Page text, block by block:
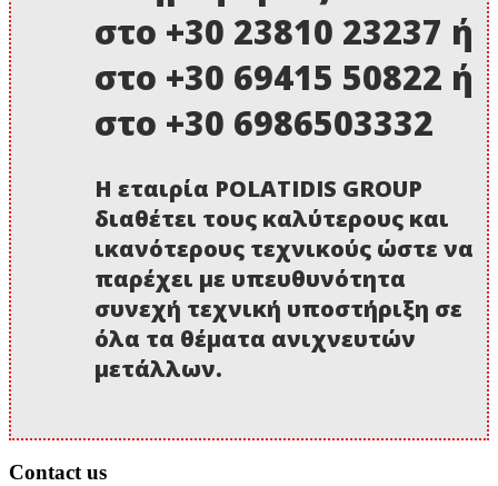
στο +30 23810 23237 ή
στο +30 69415 50822 ή
στο +30 6986503332
Η εταιρία POLATIDIS GROUP
διαθέτει τους καλύτερους και
ικανότερους τεχνικούς ώστε να
παρέχει με υπευθυνότητα
συνεχή τεχνική υποστήριξη σε
όλα τα θέματα ανιχνευτών
μετάλλων.
Contact us